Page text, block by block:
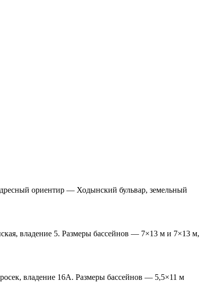
ориентир — Ходынский бульвар, земельный
владение 5. Размеры бассейнов — 7×13 м и 7×13 м,
владение 16А. Размеры бассейнов — 5,5×11 м